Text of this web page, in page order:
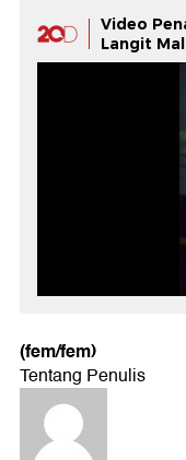
Video
Langit
(fem/fem)